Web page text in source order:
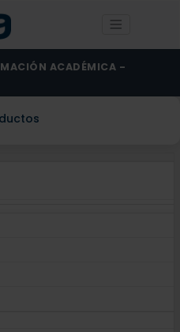
ACADÉMICA -